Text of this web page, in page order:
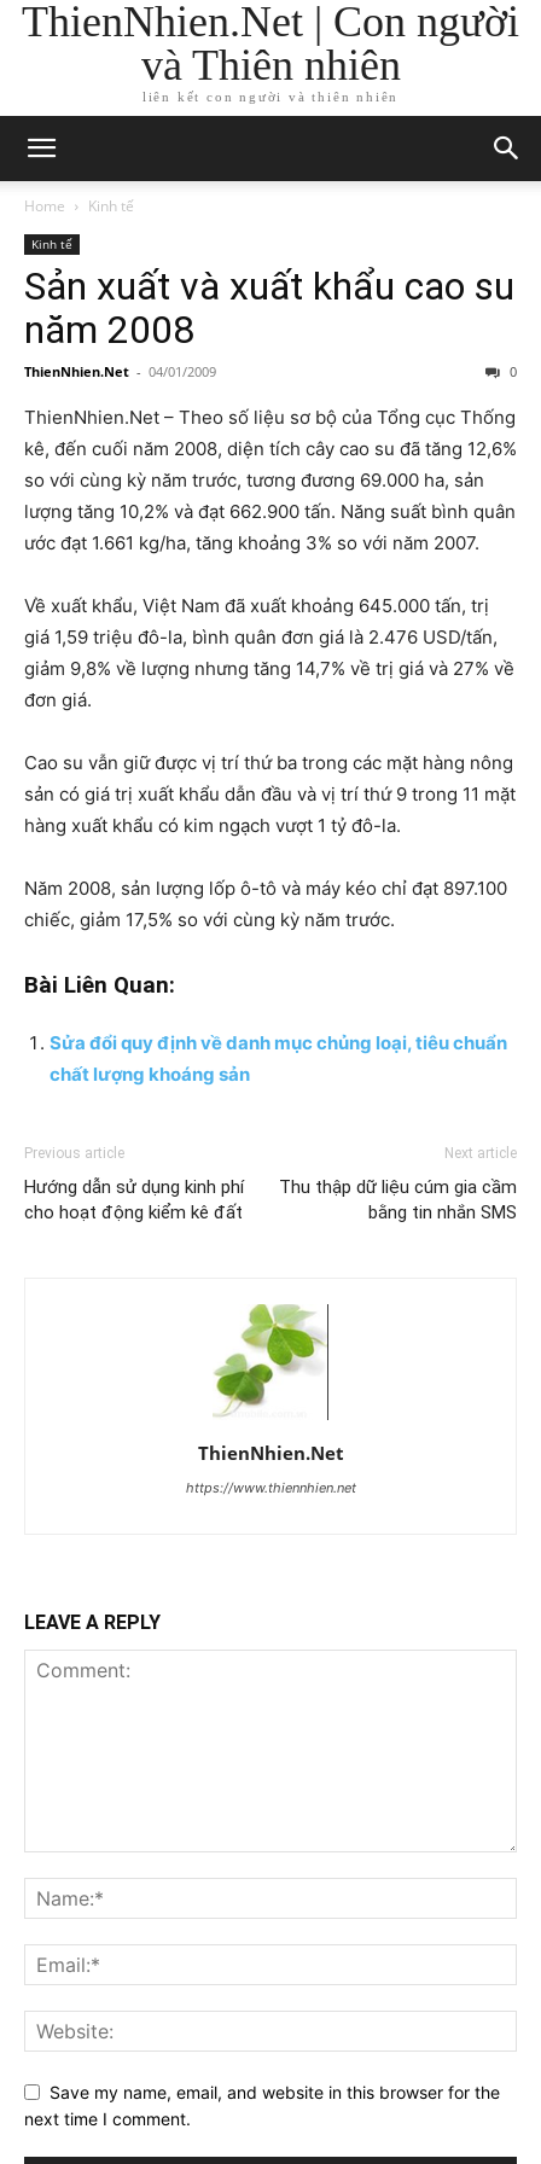
ThienNhien.Net | Con người
và Thiên nhiên
liên kết con người và thiên nhiên
Home Kinh tế
Kinh tế
Sản xuất và xuất khẩu cao su
năm 2008
ThienNhien.Net - 04/01/2009 0
ThienNhien.Net – Theo số liệu sơ bộ của Tổng cục Thống
kê, đến cuối năm 2008, diện tích cây cao su đã tăng 12,6%
so với cùng kỳ năm trước, tương đương 69.000 ha, sản
lượng tăng 10,2% và đạt 662.900 tấn. Năng suất bình quân
ước đạt 1.661 kg/ha, tăng khoảng 3% so với năm 2007.
Về xuất khẩu, Việt Nam đã xuất khoảng 645.000 tấn, trị
giá 1,59 triệu đô-la, bình quân đơn giá là 2.476 USD/tấn,
giảm 9,8% về lượng nhưng tăng 14,7% về trị giá và 27% về
đơn giá.
Cao su vẫn giữ được vị trí thứ ba trong các mặt hàng nông
sản có giá trị xuất khẩu dẫn đầu và vị trí thứ 9 trong 11 mặt
hàng xuất khẩu có kim ngạch vượt 1 tỷ đô-la.
Năm 2008, sản lượng lốp ô-tô và máy kéo chỉ đạt 897.100
chiếc, giảm 17,5% so với cùng kỳ năm trước.
Bài Liên Quan:
Sửa đổi quy định về danh mục chủng loại, tiêu chuẩn
chất lượng khoáng sản
Previous article
Hướng dẫn sử dụng kinh phí
cho hoạt động kiểm kê đất
Next article
Thu thập dữ liệu cúm gia cầm
bằng tin nhắn SMS
ThienNhien.Net
https://www.thiennhien.net
LEAVE A REPLY
Save my name, email, and website in this browser for the
next time I comment.